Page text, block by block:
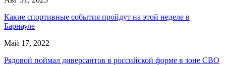
Какие спортивные события пройдут на этой неделе в
Барнауле
Май 17, 2022
Рядовой поймал диверсантов в российской форме в зоне СВО